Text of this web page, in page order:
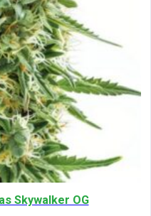
Skywalker OG